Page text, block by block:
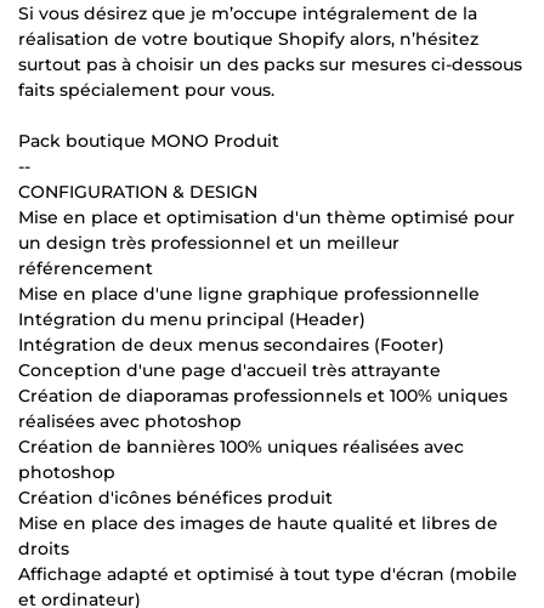
Si vous désirez que je m’occupe intégralement de la
réalisation de votre boutique Shopify alors, n’hésitez
surtout pas à choisir un des packs sur mesures ci-dessous
faits spécialement pour vous.
Pack boutique MONO Produit
--
CONFIGURATION & DESIGN
Mise en place et optimisation d'un thème optimisé pour
un design très professionnel et un meilleur
référencement
Mise en place d'une ligne graphique professionnelle
Intégration du menu principal (Header)
Intégration de deux menus secondaires (Footer)
Conception d'une page d'accueil très attrayante
Création de diaporamas professionnels et 100% uniques
réalisées avec photoshop
Création de bannières 100% uniques réalisées avec
photoshop
Création d'icônes bénéfices produit
Mise en place des images de haute qualité et libres de
droits
Affichage adapté et optimisé à tout type d'écran (mobile
et ordinateur)